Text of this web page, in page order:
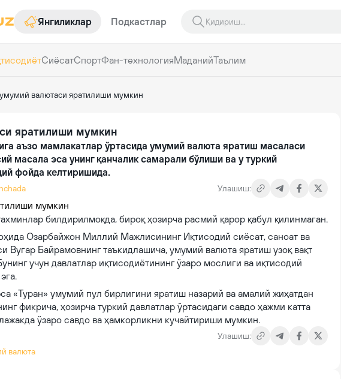
Янгиликлар Подкастлар
СиёсатСпортФан-технологияМаданийТаълим
валютаси яратилиши мумкин
яратилиши мумкин
аъзо мамлакатлар ўртасида умумий валюта яратиш масаласи
масала эса унинг қанчалик самарали бўлиши ва у туркий
фойда келтиришида.
Улашиш:
билдирилмоқда, бироқ ҳозирча расмий қарор қабул қилинмаган.
Озарбайжон Миллий Мажлисининг Иқтисодий сиёсат, саноат ва
Вугар Байрамовнинг таъкидлашича, умумий валюта яратиш узоқ вақт
учун давлатлар иқтисодиётининг ўзаро мослиги ва иқтисодий
«Туран» умумий пул бирлигини яратиш назарий ва амалий жиҳатдан
фикрича, ҳозирча туркий давлатлар ўртасидаги савдо ҳажми катта
ўзаро савдо ва ҳамкорликни кучайтириши мумкин.
Улашиш:
валюта